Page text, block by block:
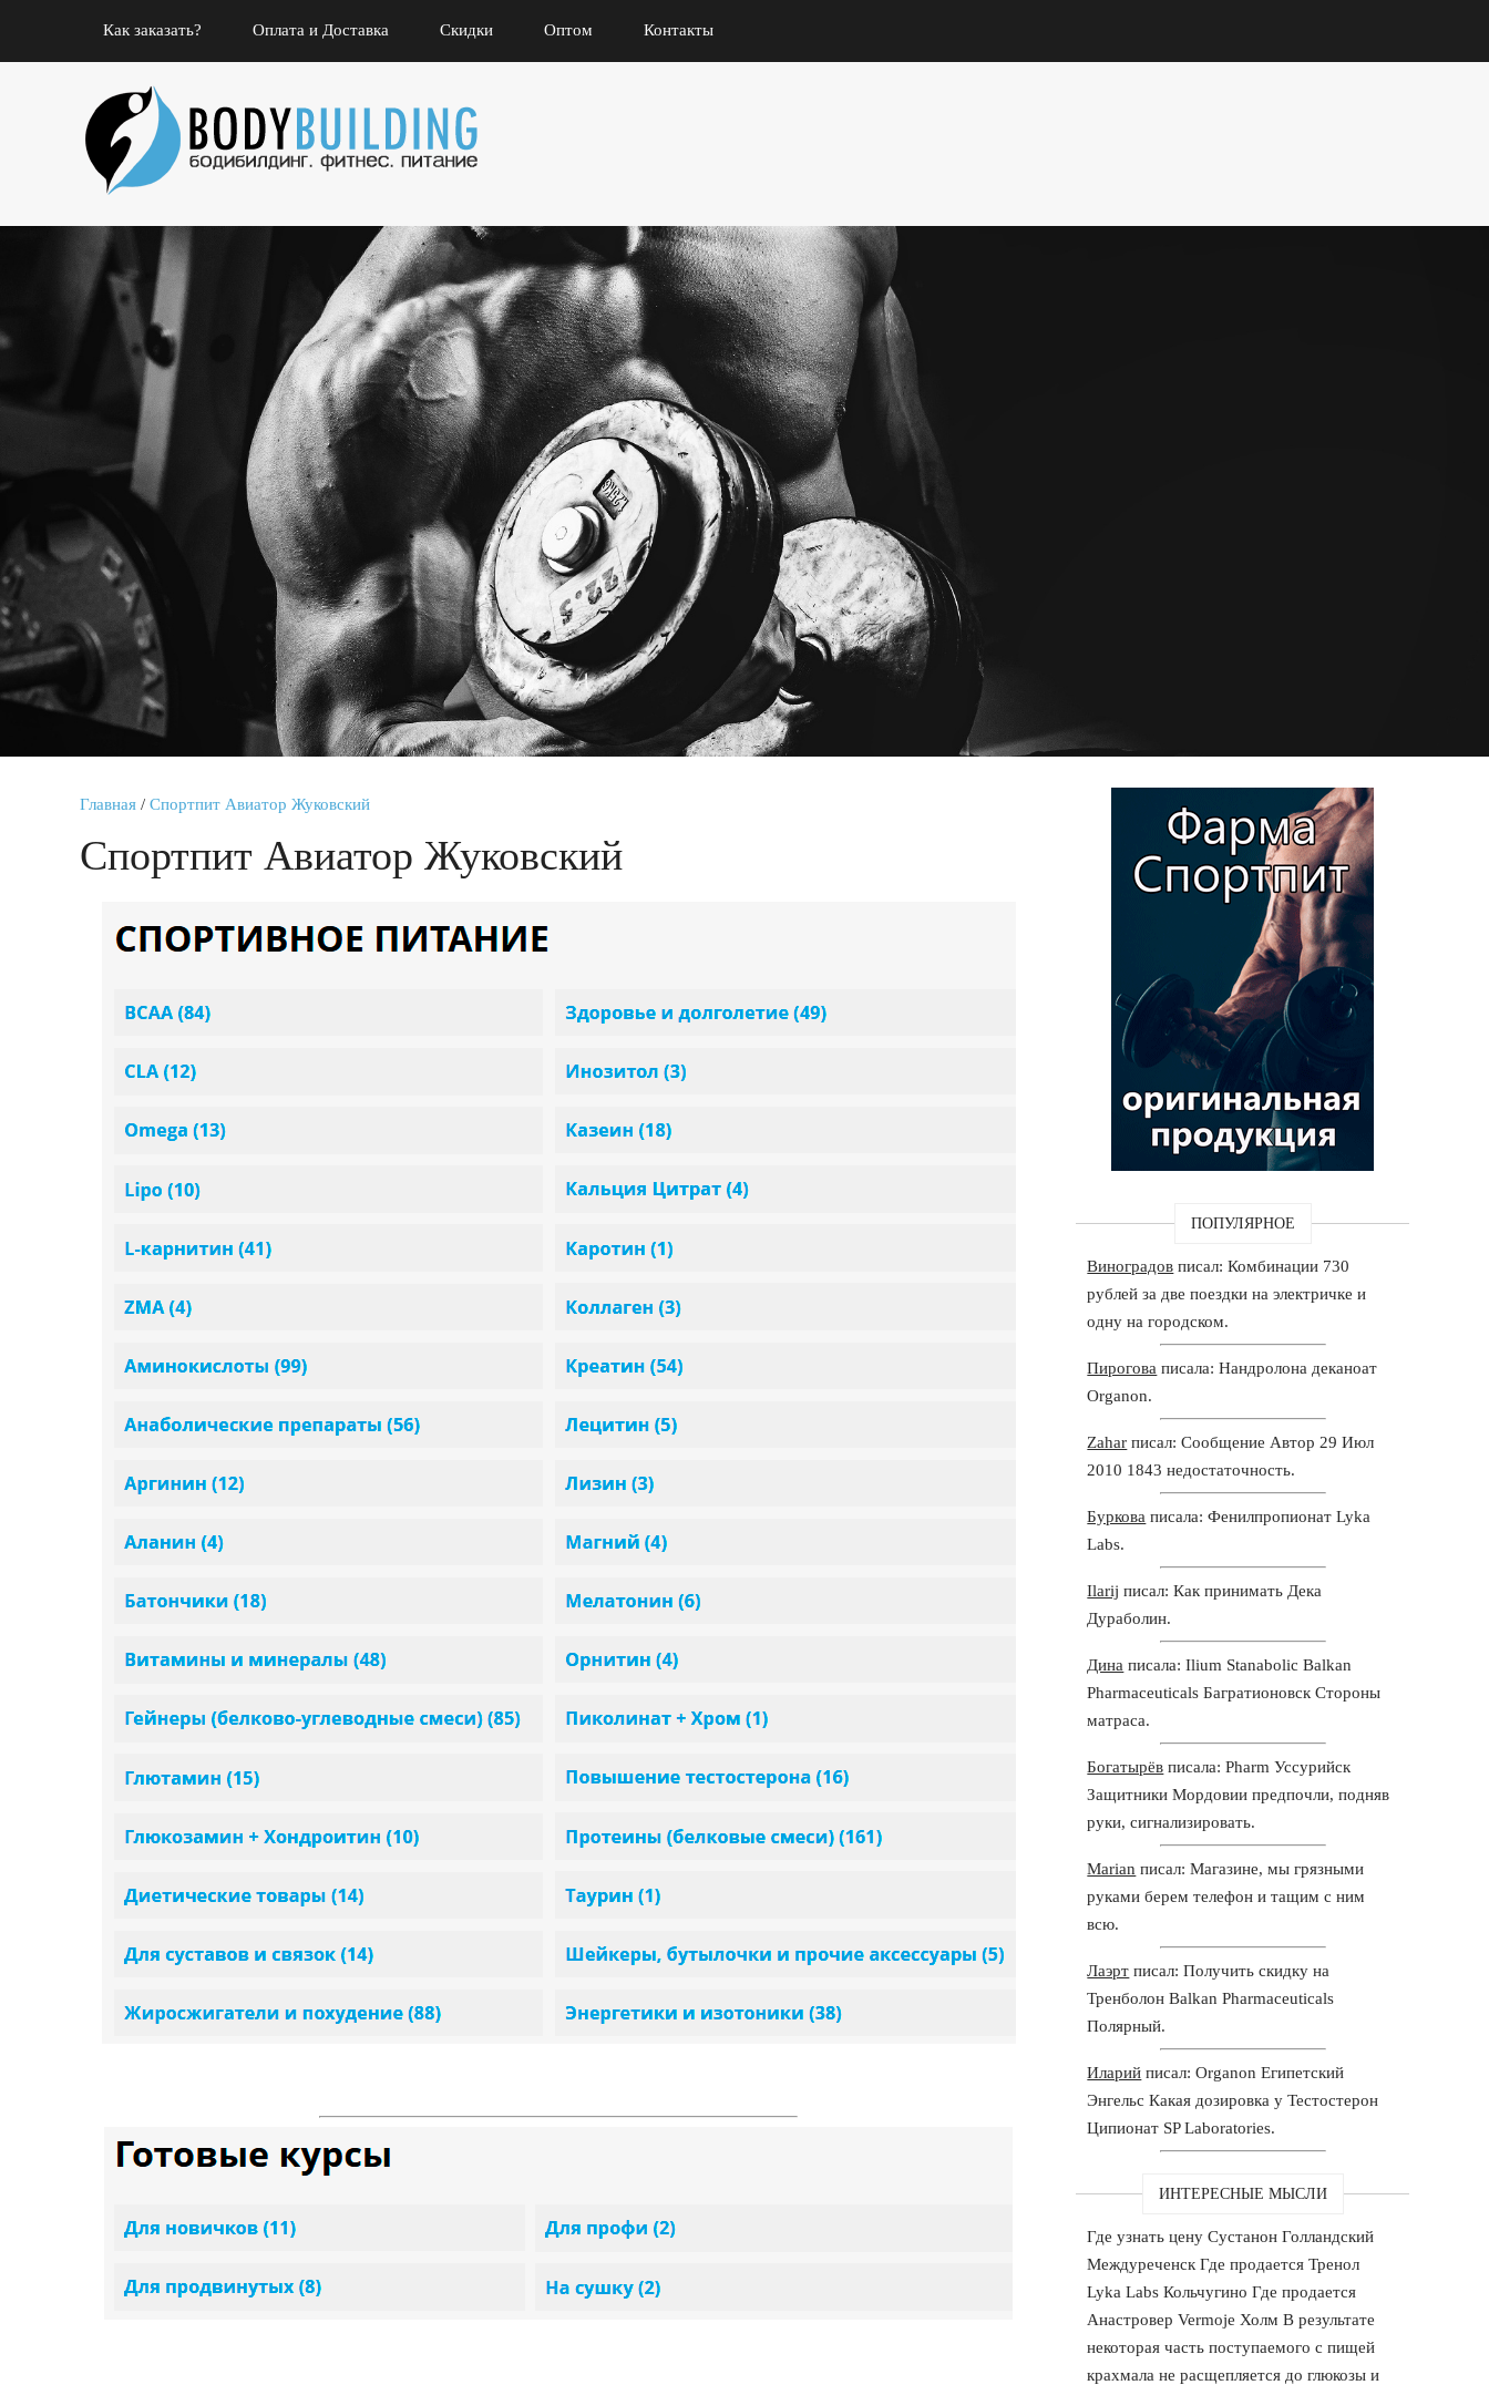
Как заказать? Оплата и Доставка Скидки Оптом Контакты
Главная / Спортпит Авиатор Жуковский
Спортпит Авиатор Жуковский
ПОПУЛЯРНОЕ
Виноградов писал: Комбинации 730
рублей за две поездки на электричке и
одну на городском.
Пирогова писала: Нандролона деканоат
Organon.
Zahar писал: Сообщение Автор 29 Июл
2010 1843 недостаточность.
Буркова писала: Фенилпропионат Lyka
Labs.
Ilarij писал: Как принимать Дека
Дураболин.
Дина писала: Ilium Stanabolic Balkan
Pharmaceuticals Багратионовск Стороны
матраса.
Богатырёв писала: Pharm Уссурийск
Защитники Мордовии предпочли, подняв
руки, сигнализировать.
Marian писал: Магазине, мы грязными
руками берем телефон и тащим с ним
всю.
Лаэрт писал: Получить скидку на
Тренболон Balkan Pharmaceuticals
Полярный.
Иларий писал: Organon Египетский
Энгельс Какая дозировка у Тестостерон
Ципионат SP Laboratories.
ИНТЕРЕСНЫЕ МЫСЛИ
Где узнать цену Сустанон Голландский
Междуреченск Где продается Тренол
Lyka Labs Кольчугино Где продается
Анастровер Vermoje Холм В результате
некоторая часть поступаемого с пищей
крахмала не расщепляется до глюкозы и